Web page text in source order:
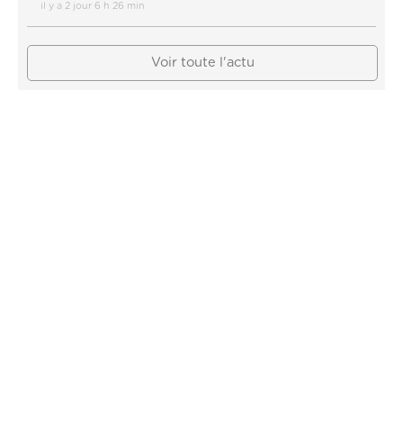
il y a 2 jour 6 h 26 min
Voir toute l'actu